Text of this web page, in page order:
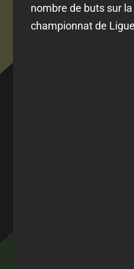
nombre de buts sur
championnat de